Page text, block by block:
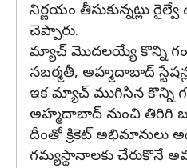
నిర్ణయం తీసుకున్నట్లు
చెప్పారు.
మ్యాచ్ మొదలయ్యే కొన్ని
సబర్మతీ, అహ్మదాబాద్
ఇక మ్యాచ్ ముగిసిన కొన్ని
అహ్మదాబాద్ నుంచి తిరిగి
దీంతో క్రికెట్ అభిమానులు
గమ్యస్థానాలకు చేరుకొనే